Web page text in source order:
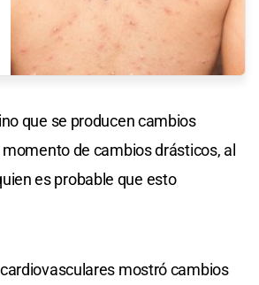
que se producen cambios
de cambios drásticos, al
es probable que esto
mostró cambios